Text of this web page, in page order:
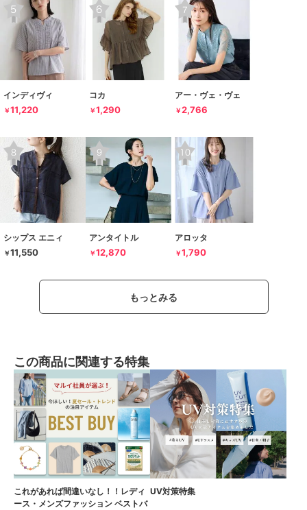
インディヴィ
￥11,220
コカ
￥1,290
アー・ヴェ・ヴェ
￥2,766
シップス エニィ
￥11,550
アンタイトル
￥12,870
アロッタ
￥1,790
もっとみる
この商品に関連する特集
これがあれば間違いなし！！レディ
ース・メンズファッション ベストバ
UV対策特集